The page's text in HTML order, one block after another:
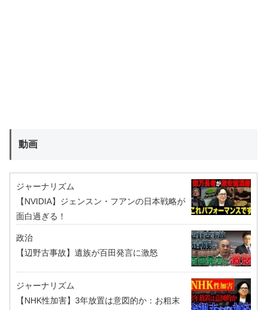
動画
ジャーナリズム
【NVIDIA】ジェンスン・フアンの日本戦略が
面白過ぎる！
政治
【辺野古事故】遺族が百田発言に激怒
ジャーナリズム
【NHK性加害】3年放置は意図的か：お粗末